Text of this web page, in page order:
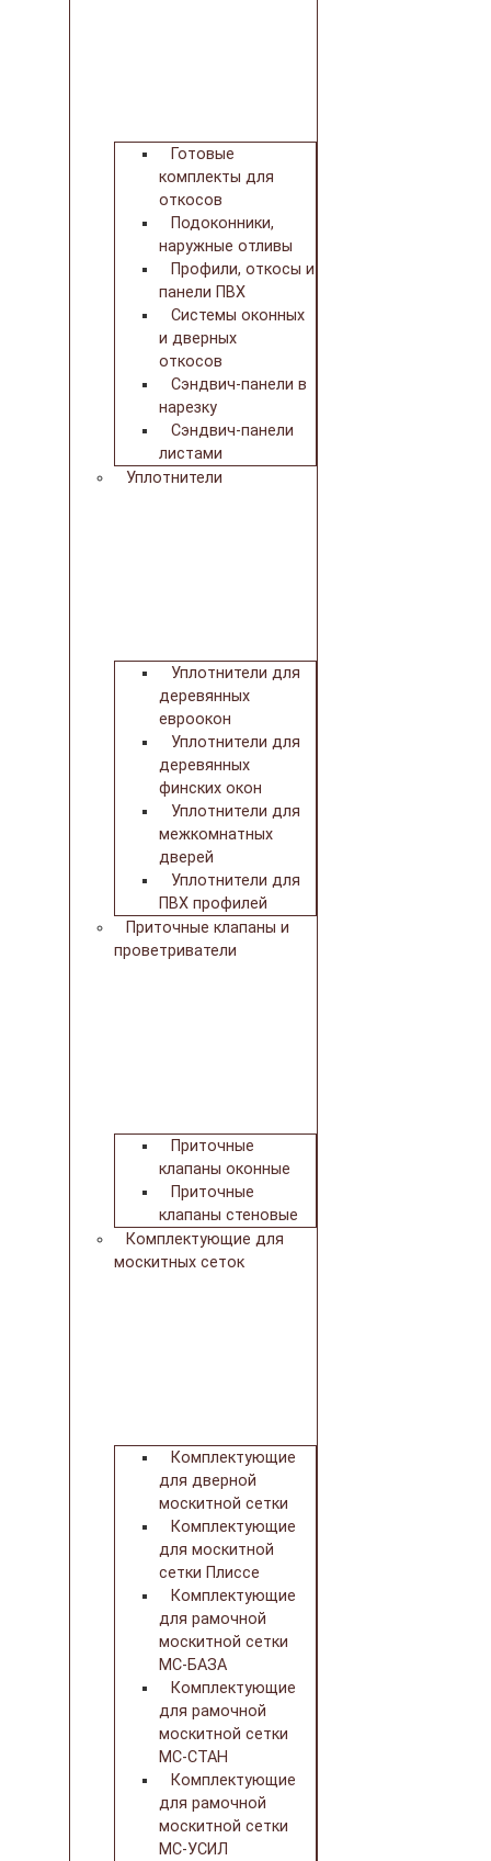
Готовые
комплекты для
откосов
Подоконники,
наружные отливы
Профили, откосы и
панели ПВХ
Системы оконных
и дверных
откосов
Сэндвич-панели в
нарезку
Сэндвич-панели
листами
Уплотнители
Уплотнители для
деревянных
евроокон
Уплотнители для
деревянных
финских окон
Уплотнители для
межкомнатных
дверей
Уплотнители для
ПВХ профилей
Приточные клапаны и
проветриватели
Приточные
клапаны оконные
Приточные
клапаны стеновые
Комплектующие для
москитных сеток
Комплектующие
для дверной
москитной сетки
Комплектующие
для москитной
сетки Плиссе
Комплектующие
для рамочной
москитной сетки
МС-БАЗА
Комплектующие
для рамочной
москитной сетки
МС-СТАН
Комплектующие
для рамочной
москитной сетки
МС-УСИЛ